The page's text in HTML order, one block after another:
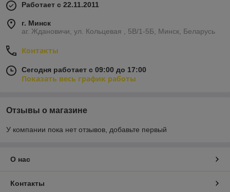
Работает с 22.11.2011
г. Минск
аг. Ждановичи, ул. Кольцевая , 5В/1-5Б, Минск, Беларусь
Контакты
Сегодня работает с 09:00 до 17:00
Показать весь график работы
Отзывы о магазине
У компании пока нет отзывов, добавьте первый
О нас
Контакты